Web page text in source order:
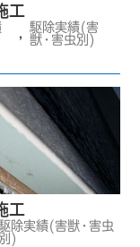
工
,
駆除実績(害
獣・害虫別)
工
除実績(害獣・害虫
別)